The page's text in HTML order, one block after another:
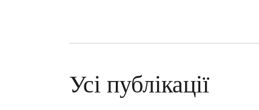
Усі публікації